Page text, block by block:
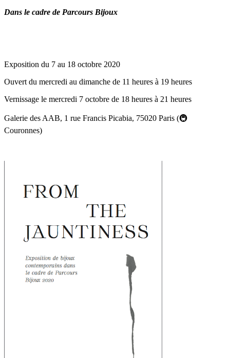
Dans le cadre de Parcours Bijoux
Exposition du 7 au 18 octobre 2020
Ouvert du mercredi au dimanche de 11 heures à 19 heures
Vernissage le mercredi 7 octobre de 18 heures à 21 heures
Galerie des AAB, 1 rue Francis Picabia, 75020 Paris (🚇
Couronnes)